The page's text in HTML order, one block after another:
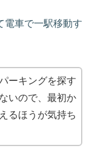
電車で一駅移動す
ーキングを探す
いので、最初か
るほうが気持ち